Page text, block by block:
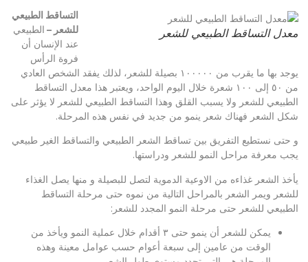
معدل التساقط الطبيعي للشعر
التساقط الطبيعي
للشعر – الطبيعي
عند الإنسان أن
فروة الرأس
يوجد بها ما يقرب من ١٠٠٠٠٠ بصيلة للشعر، لذلك يفقد الشخص العادي
من ٥٠ إلى ١٠٠ شعرة خلال اليوم الواحد، ويعتبر هذا معدل التساقط
الطبيعي للشعر ولا يسبب القلق وهذا التساقط الطبيعي للشعر لا يؤثر على
شكل الشعر فهناك شعر ينمو من جديد في نفس هذه المرحلة.
و حتى نستطيع التفريق بين تساقط الشعر الطبيعي والتساقط الغير طبيعي
يجب معرفة مراحل النمو للشعر ودراستها.
يأخذ الشعر غذاءه من الاوعية الدموية لتصل للبصيلة و منها يصل الغذاء
للشعر ويمر الشعر بالمراحل التالية من نموه حتى مرحلة التساقط
الطبيعي للشعر حتى مرحلة النمو المجدد للشعر:
يمكن للشعر أن ينمو حتى ٣ أقدام خلال عملية النمو ويأخذ من
الوقت من عامين إلى سبعة أعوام حسب عوامل معينة وهذه